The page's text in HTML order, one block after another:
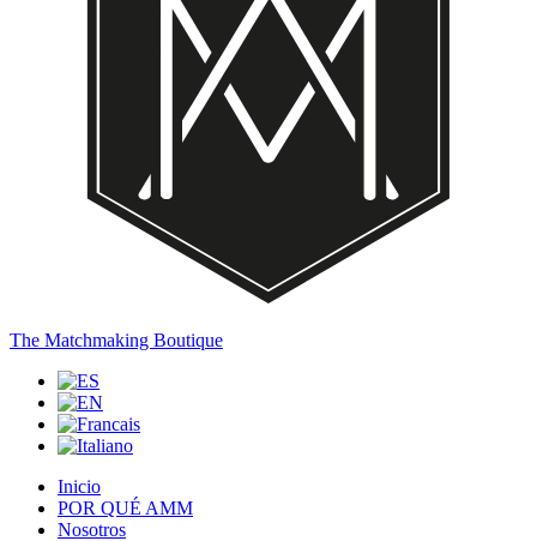
The Matchmaking Boutique
Inicio
POR QUÉ AMM
Nosotros